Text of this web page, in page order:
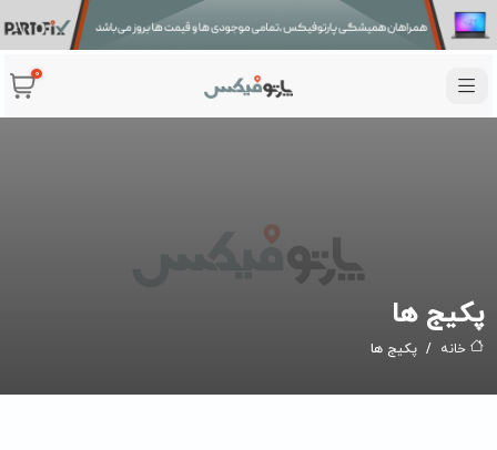
0
پکیج ها
خانه پکیج ها